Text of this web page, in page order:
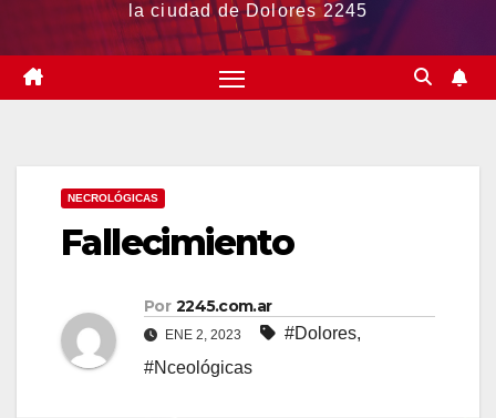
la ciudad de Dolores 2245
NECROLÓGICAS
Fallecimiento
Por 2245.com.ar
ENE 2, 2023 #Dolores,
#Nceológicas